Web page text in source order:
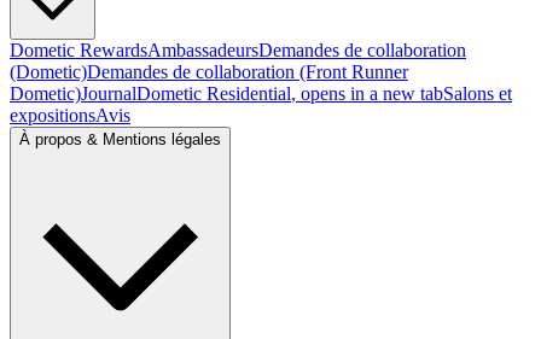
Dometic RewardsAmbassadeursDemandes de collaboration
(Dometic)Demandes de collaboration (Front Runner
Dometic)JournalDometic Residential, opens in a new tabSalons et
expositionsAvis
À propos & Mentions légales